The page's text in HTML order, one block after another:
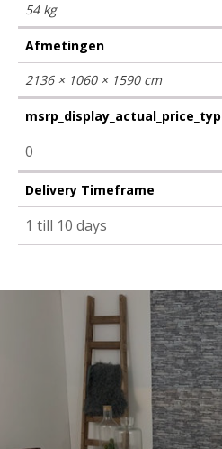
54 kg
Afmetingen
2136 × 1060 × 1590 cm
0
Delivery Timeframe
1 till 10 days